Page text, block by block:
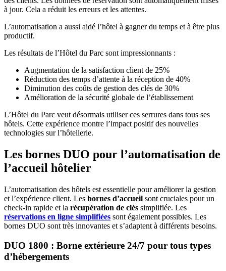
à jour. Cela a réduit les erreurs et les attentes.
L’automatisation a aussi aidé l’hôtel à gagner du temps et à être plus
productif.
Les résultats de l’Hôtel du Parc sont impressionnants :
Augmentation de la satisfaction client de 25%
Réduction des temps d’attente à la réception de 40%
Diminution des coûts de gestion des clés de 30%
Amélioration de la sécurité globale de l’établissement
L’Hôtel du Parc veut désormais utiliser ces serrures dans tous ses
hôtels. Cette expérience montre l’impact positif des nouvelles
technologies sur l’hôtellerie.
Les bornes DUO pour l’automatisation de
l’accueil hôtelier
L’automatisation des hôtels est essentielle pour améliorer la gestion
et l’expérience client. Les bornes d’accueil sont cruciales pour un
check-in rapide et la récupération de clés simplifiée. Les
réservations en ligne simplifiées sont également possibles. Les
bornes DUO sont très innovantes et s’adaptent à différents besoins.
DUO 1800 : Borne extérieure 24/7 pour tous types
d’hébergements